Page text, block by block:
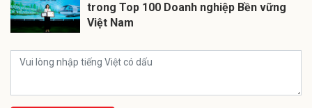
trong Top 100 Doanh nghiệp Bền vững
Việt Nam